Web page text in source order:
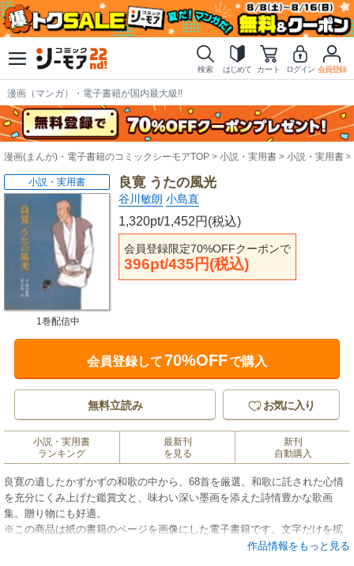
検索 はじめて カート ログイン 会員登録
漫画（マンガ）・電子書籍が国内最大級!!
漫画(まんが)・電子書籍のコミックシーモアTOP 小説・実用書 小説・実用書
良寛 うたの風光
谷川敏朗 小島直
1,320pt/1,452円(税込)
会員登録限定70%OFFクーポンで
396pt/435円(税込)
小説・実用書
1巻配信中
会員登録して70%OFFで購入
無料立読み お気に入り
小説・実用書
ランキング
最新刊
を見る
新刊
自動購入
良寛の遺したかずかずの和歌の中から、68首を厳選。和歌に託された心情
を充分にくみ上げた鑑賞文と、味わい深い墨画を添えた詩情豊かな歌画
集。贈り物にも好適。
※この商品は紙の書籍のページを画像にした電子書籍です。文字だけを拡
大することはできませんので、予めご了承ください。試し読みファイルに
作品情報をもっと見る